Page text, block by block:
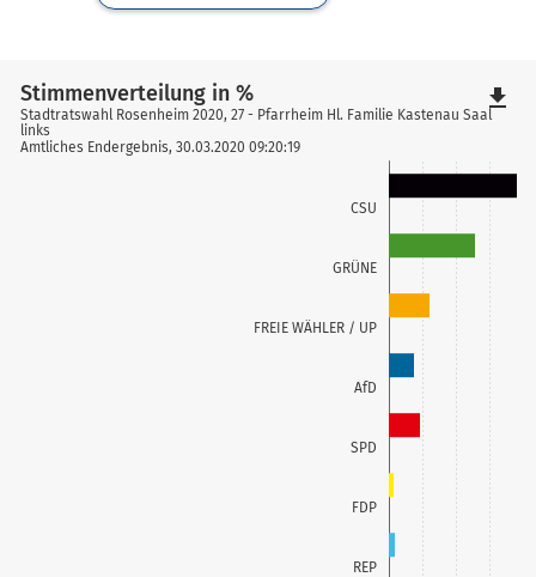
CSU
GRÜNE
FREIE WÄHLER / UP
AfD
SPD
FDP
REP
Stimmenverteilung in %
Stadtratswahl Rosenheim 2020, 27 - Pfarrheim Hl. Familie Kastenau Saal
links
Amtliches Endergebnis, 30.03.2020 09:20:19
file_download